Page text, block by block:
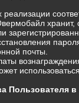
реализации
хранит,
почты.
Пользователя